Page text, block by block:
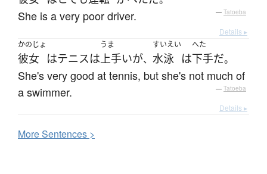
She is a very poor driver. — Tatoeba
Details ▸
かのじょ
彼女 はテニスは
うま
上手いが、
すいえい
水泳 は
へた
下手だ。
She's very good at tennis, but she's not much of
a swimmer.
— Tatoeba
Details ▸
MoreSentences >